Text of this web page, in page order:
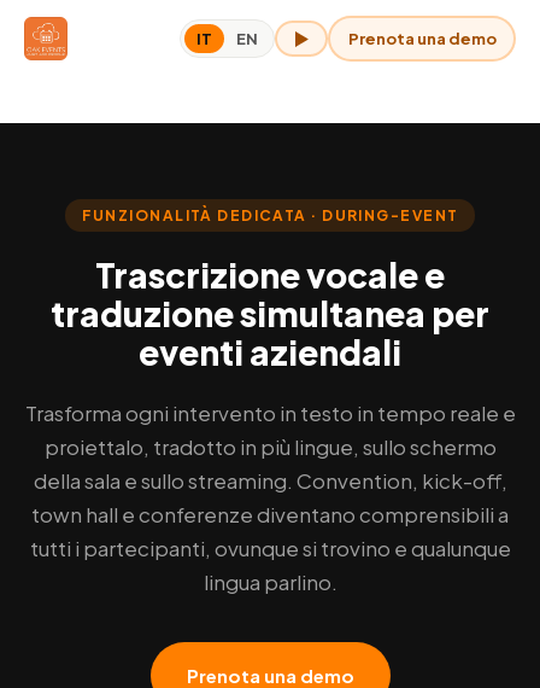
IT EN
OAK per me
Prenota una demo
FUNZIONALITÀ DEDICATA · DURING-EVENT
Trascrizione vocale e
traduzione simultanea per
eventi aziendali
Trasforma ogni intervento in testo in tempo reale e
proiettalo, tradotto in più lingue, sullo schermo
della sala e sullo streaming. Convention, kick-off,
town hall e conferenze diventano comprensibili a
tutti i partecipanti, ovunque si trovino e qualunque
lingua parlino.
Prenota una demo